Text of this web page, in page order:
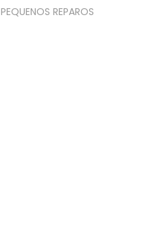
PEQUENOS REPAROS